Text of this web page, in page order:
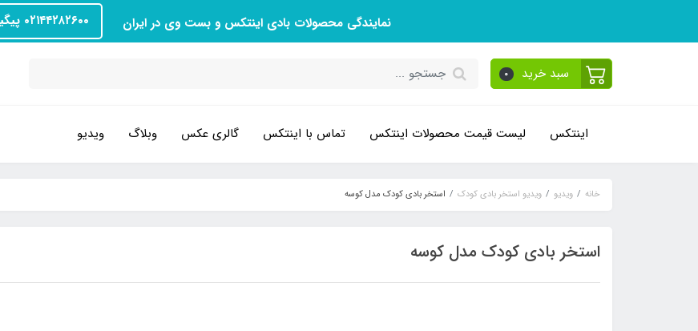
نمایندگی محصولات بادی اینتکس و بست وی در ایران ۰۲۱۴۴۲۸۲۶۰۰ پیگیری سفارش
سبد خرید 0
اینتکس لیست قیمت محصولات اینتکس تماس با اینتکس گالری عکس وبلاگ ویدیو
خانه ویدیو ویدیو استخر بادی کودک استخر بادی کودک مدل کوسه
استخر بادی کودک مدل کوسه